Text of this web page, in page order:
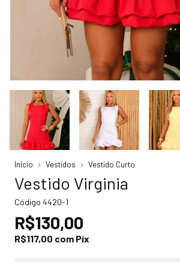
Início Vestidos Vestido Curto
Vestido Virginia
Código 4420-1
R$130,00
R$117,00 com Pix